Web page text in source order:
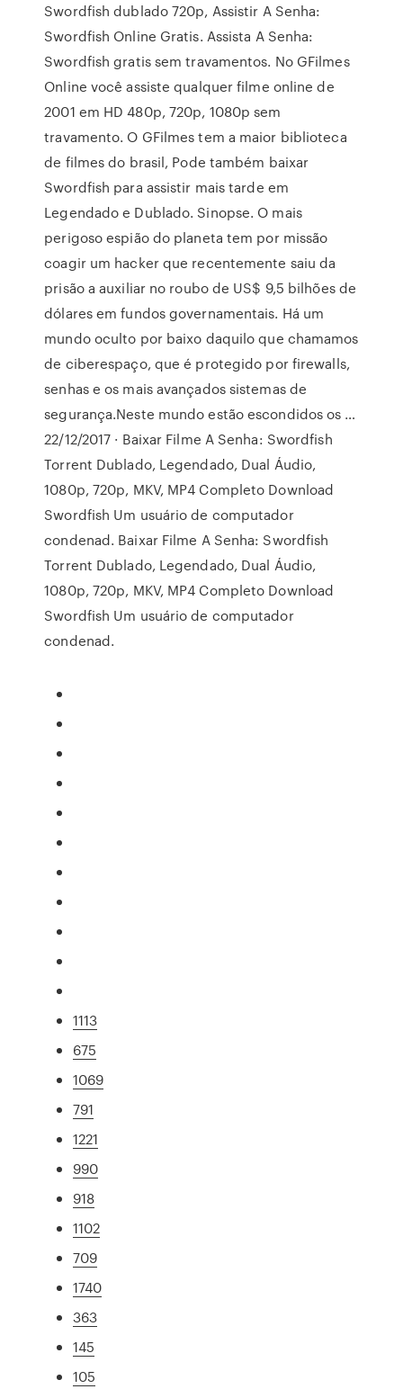
Swordfish dublado 720p, Assistir A Senha:
Swordfish Online Gratis. Assista A Senha:
Swordfish gratis sem travamentos. No GFilmes
Online você assiste qualquer filme online de
2001 em HD 480p, 720p, 1080p sem
travamento. O GFilmes tem a maior biblioteca
de filmes do brasil, Pode também baixar
Swordfish para assistir mais tarde em
Legendado e Dublado. Sinopse. O mais
perigoso espião do planeta tem por missão
coagir um hacker que recentemente saiu da
prisão a auxiliar no roubo de US$ 9,5 bilhões de
dólares em fundos governamentais. Há um
mundo oculto por baixo daquilo que chamamos
de ciberespaço, que é protegido por firewalls,
senhas e os mais avançados sistemas de
segurança.Neste mundo estão escondidos os …
22/12/2017 · Baixar Filme A Senha: Swordfish
Torrent Dublado, Legendado, Dual Áudio,
1080p, 720p, MKV, MP4 Completo Download
Swordfish Um usuário de computador
condenad. Baixar Filme A Senha: Swordfish
Torrent Dublado, Legendado, Dual Áudio,
1080p, 720p, MKV, MP4 Completo Download
Swordfish Um usuário de computador
condenad.
1113
675
1069
791
1221
990
918
1102
709
1740
363
145
105